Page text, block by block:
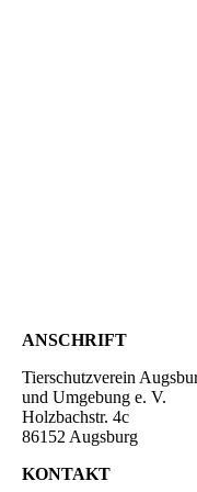
ANSCHRIFT
Tierschutzverein
und Umgebung e. V.
Holzbachstr. 4c
86152 Augsburg
KONTAKT